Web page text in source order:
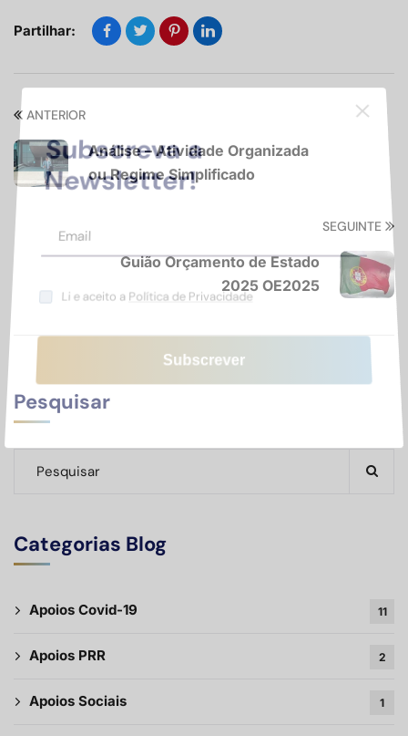
Partilhar:
ANTERIOR
Análise – Atividade Organizada
ou Regime Simplificado
SEGUINTE
Guião Orçamento de Estado
2025 OE2025
Pesquisar
Categorias Blog
Apoios Covid-19 11
Apoios PRR 2
Apoios Sociais 1
Subscreva a
Newsletter!